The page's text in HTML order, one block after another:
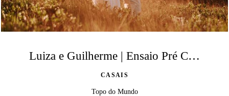
Luiza e Guilherme | Ensaio Pré Casamento no Topo do Mundo
CASAIS
Topo do Mundo